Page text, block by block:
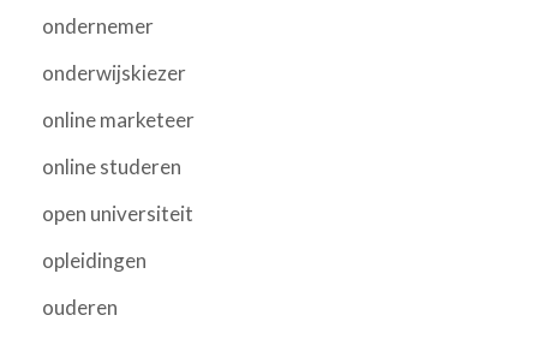
ondernemer
onderwijskiezer
online marketeer
online studeren
open universiteit
opleidingen
ouderen